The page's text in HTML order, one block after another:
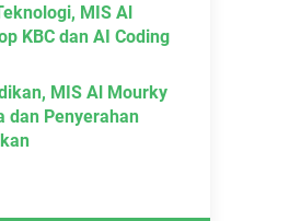
MIS Al
KBC dan AI Coding
MIS Al Mourky
dan Penyerahan